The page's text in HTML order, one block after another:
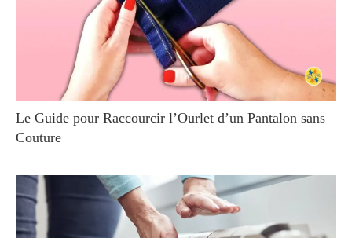
Le Guide pour Raccourcir l’Ourlet d’un Pantalon sans
Couture